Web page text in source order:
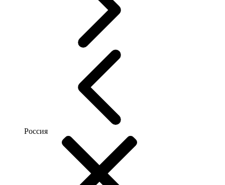
Россия